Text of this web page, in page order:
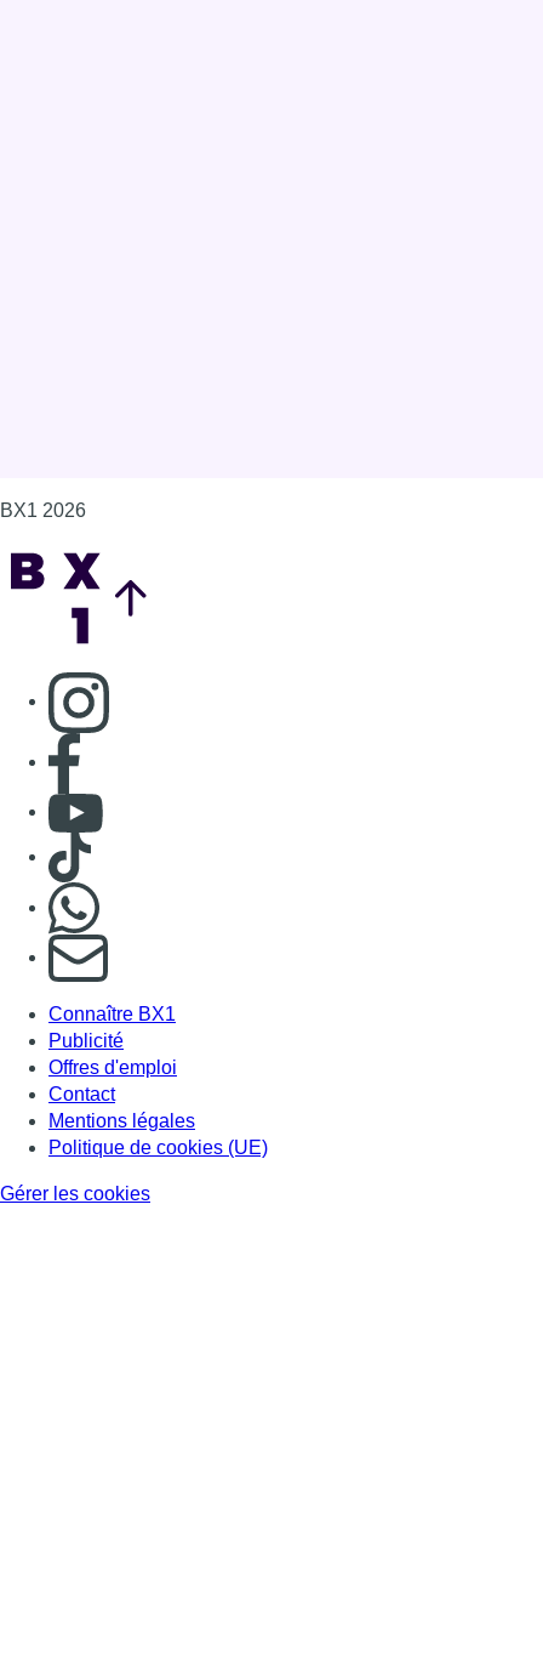
BX1 2026
Consulter page Instagram
Consulter page Facebook
Consulter Youtube
Consulter TikTok
S'abonner à notre newsletter
Connaître BX1
Publicité
Offres d'emploi
Contact
Mentions légales
Politique de cookies (UE)
Gérer les cookies